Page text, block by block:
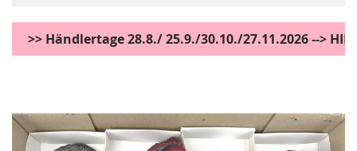
>> Händlertage 28.8./ 25.9./30.10./27.11.2026 -->
der
Bildgalerie
springen